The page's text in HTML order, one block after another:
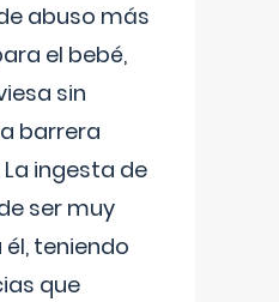
abuso más
el bebé,
sin
barrera
ingesta de
ser muy
teniendo
que